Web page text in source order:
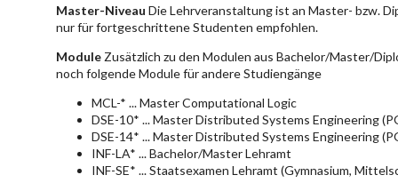
Master-Niveau Die Lehrveranstaltung ist an Master- bzw.
nur für fortgeschrittene Studenten empfohlen.
Module Zusätzlich zu den Modulen aus Bachelor/Master/
noch folgende Module für andere Studiengänge
MCL-* ... Master Computational Logic
DSE-10* ... Master Distributed Systems Engineering
DSE-14* ... Master Distributed Systems Engineering
INF-LA* ... Bachelor/Master Lehramt
INF-SE* ... Staatsexamen Lehramt (Gymnasium,